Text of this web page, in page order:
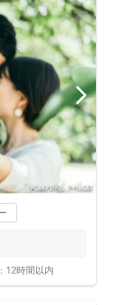
12時間以内